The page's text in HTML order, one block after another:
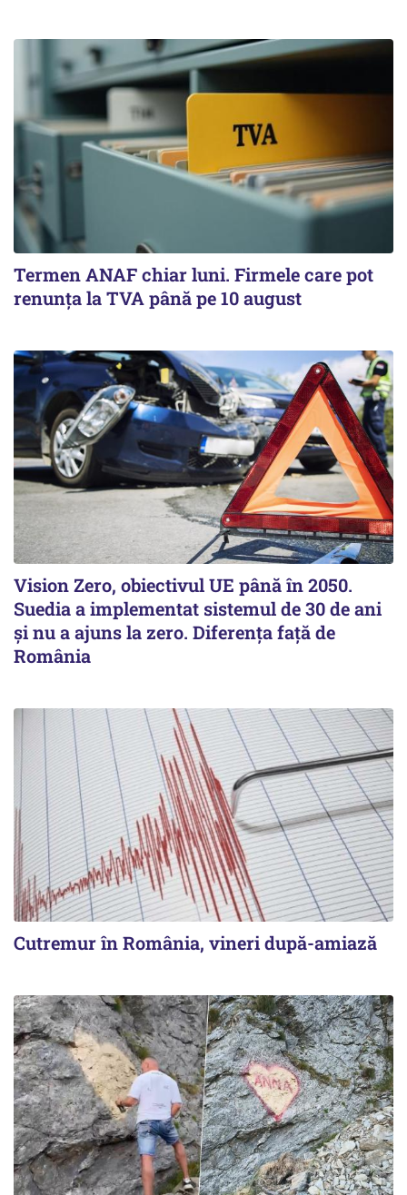
Termen ANAF chiar luni. Firmele care pot
renunța la TVA până pe 10 august
Vision Zero, obiectivul UE până în 2050.
Suedia a implementat sistemul de 30 de ani
şi nu a ajuns la zero. Diferenţa faţă de
România
Cutremur în România, vineri după-amiază